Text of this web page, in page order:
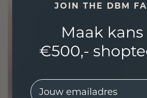
JOIN THE DBM
Maak
€500,-
EMail